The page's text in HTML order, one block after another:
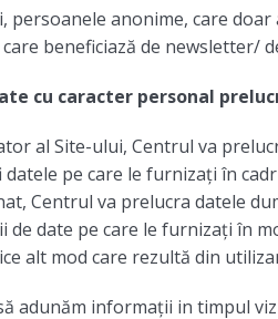
anonime, care doar
beneficiază de newsletter/
cu caracter personal
al Site-ului, Centrul va
datele pe care le furnizați în
Centrul va prelucra datele
de date pe care le furnizați în
alt mod care rezultă din
adunăm informații in timpul